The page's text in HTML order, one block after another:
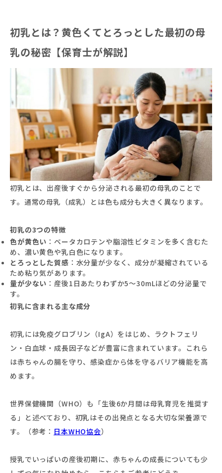
初乳とは？黄色くてとろっとした最初の母
乳の秘密【保育士が解説】
初乳とは、出産後すぐから分泌される最初の母乳のことで
す。通常の母乳（成乳）とは色も成分も大きく異なります。
初乳の3つの特徴
色が黄色い ：ベータカロテンや脂溶性ビタミンを多く含むた
め、濃い黄色や乳白色になります。
とろっとした質感 ：水分量が少なく、成分が凝縮されている
ため粘り気があります。
量が少ない ：産後1日あたりわずか5〜30mLほどの分泌量で
す。
初乳に含まれる主な成分
初乳には免疫グロブリン（IgA）をはじめ、ラクトフェリ
ン・白血球・成長因子などが豊富に含まれています。これら
は赤ちゃんの腸を守り、感染症から体を守るバリア機能を高
めます。
世界保健機関（WHO）も「生後6か月間は母乳育児を推奨す
る」と述べており、初乳はその出発点となる大切な栄養源で
す。（参考： 日本WHO協会）
授乳でいっぱいの産後初期に、赤ちゃんの成長についても少